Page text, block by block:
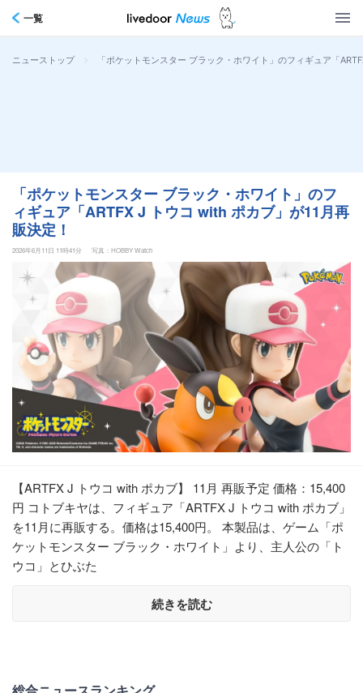
一覧
ニューストップ > 「ポケットモンスター ブラック・ホワイト」のフィギュア「
「ポケットモンスター ブラック・ホワイト」のフ
ィギュア「ARTFX J トウコ with ポカブ」が11月再
販決定！
2026年6月11日 11時41分 写真：HOBBY Watch
【ARTFX J トウコ with ポカブ】 11月 再販予定 価格：15,400
円 コトブキヤは、フィギュア「ARTFX J トウコ with ポカブ」
を11月に再販する。価格は15,400円。 本製品は、ゲーム「ポ
ケットモンスター ブラック・ホワイト」より、主人公の「ト
ウコ」とひぶた
続きを読む